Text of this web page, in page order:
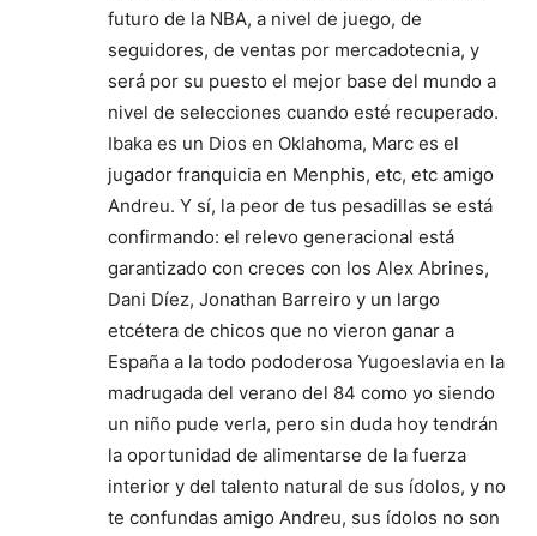
futuro de la NBA, a nivel de juego, de
seguidores, de ventas por mercadotecnia, y
será por su puesto el mejor base del mundo a
nivel de selecciones cuando esté recuperado.
Ibaka es un Dios en Oklahoma, Marc es el
jugador franquicia en Menphis, etc, etc amigo
Andreu. Y sí, la peor de tus pesadillas se está
confirmando: el relevo generacional está
garantizado con creces con los Alex Abrines,
Dani Díez, Jonathan Barreiro y un largo
etcétera de chicos que no vieron ganar a
España a la todo pododerosa Yugoeslavia en la
madrugada del verano del 84 como yo siendo
un niño pude verla, pero sin duda hoy tendrán
la oportunidad de alimentarse de la fuerza
interior y del talento natural de sus ídolos, y no
te confundas amigo Andreu, sus ídolos no son